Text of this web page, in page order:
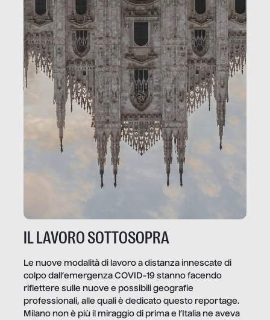
IL LAVORO SOTTOSOPRA
Le nuove modalità di lavoro a distanza innescate di
colpo dall’emergenza COVID-19 stanno facendo
riflettere sulle nuove e possibili geografie
professionali, alle quali è dedicato questo reportage.
Milano non è più il miraggio di prima e l’Italia ne aveva